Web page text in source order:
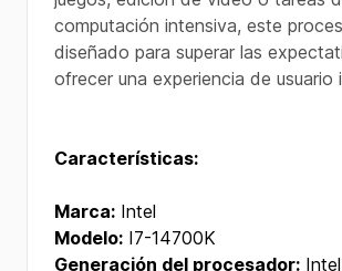
computación intensiva, este
diseñado para superar las
ofrecer una experiencia de usuario
Características:
Marca: Intel
Modelo: I7-14700K
Generación del procesador: